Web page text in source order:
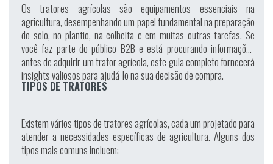
Os tratores agrícolas são equipamentos essenciais na
agricultura, desempenhando um papel fundamental na preparação
do solo, no plantio, na colheita e em muitas outras tarefas. Se
você faz parte do público B2B e está procurando informações
antes de adquirir um trator agrícola, este guia completo fornecerá
insights valiosos para ajudá-lo na sua decisão de compra.
TIPOS DE TRATORES
Existem vários tipos de tratores agrícolas, cada um projetado para
atender a necessidades específicas de agricultura. Alguns dos
tipos mais comuns incluem: